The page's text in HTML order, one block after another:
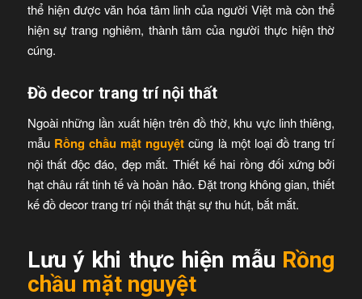
thể hiện được văn hóa tâm linh của người Việt mà còn thể
hiện sự trang nghiêm, thành tâm của người thực hiện thờ
cúng.
Đồ decor trang trí nội thất
Ngoài những lần xuất hiện trên đồ thờ, khu vực linh thiêng,
mẫu Rồng chầu mặt nguyệtcũng là một loại đồ trang trí
nội thất độc đáo, đẹp mắt. Thiết kế hai rồng đối xứng bởi
hạt châu rất tinh tế và hoàn hảo. Đặt trong không gian, thiết
kế đồ decor trang trí nội thất thật sự thu hút, bắt mắt.
Lưu ý khi thực hiện mẫu Rồng
chầu mặt nguyệt